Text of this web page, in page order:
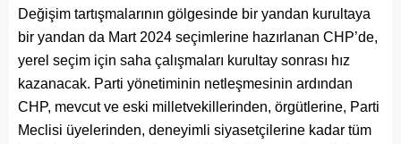
Değişim tartışmalarının gölgesinde bir yandan kurultaya
bir yandan da Mart 2024 seçimlerine hazırlanan CHP’de,
yerel seçim için saha çalışmaları kurultay sonrası hız
kazanacak. Parti yönetiminin netleşmesinin ardından
CHP, mevcut ve eski milletvekillerinden, örgütlerine, Parti
Meclisi üyelerinden, deneyimli siyasetçilerine kadar tüm